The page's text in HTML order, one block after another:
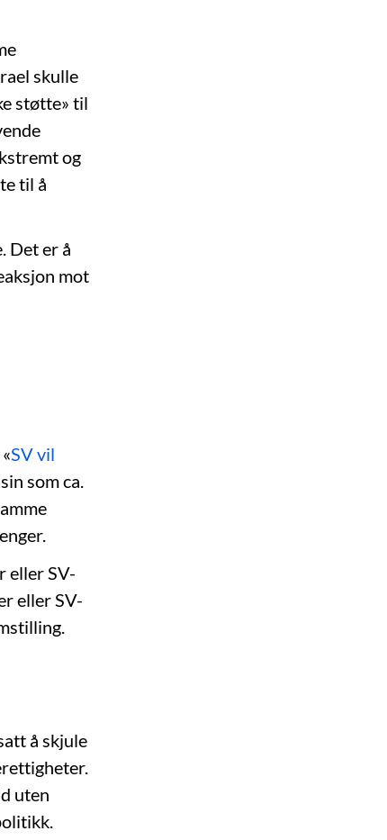
skulle
støtte» til
og
til å
Det er å
mot
SV vil
som ca.
eller SV-
eller SV-
å skjule
uten